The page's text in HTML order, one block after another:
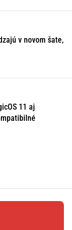
v novom šate,
11 aj